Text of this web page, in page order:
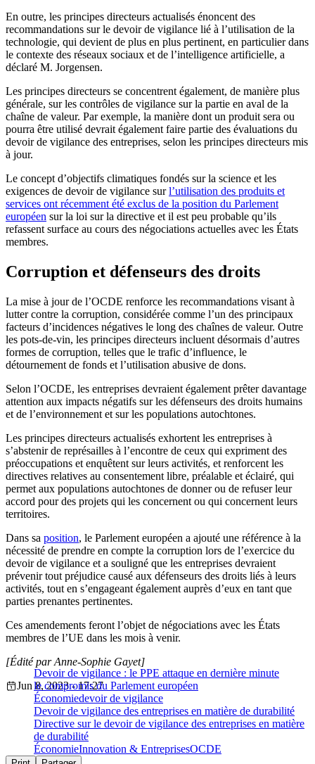
En outre, les principes directeurs actualisés énoncent des
recommandations sur le devoir de vigilance lié à l’utilisation de la
technologie, qui devient de plus en plus pertinent, en particulier dans
le contexte des réseaux sociaux et de l’intelligence artificielle, a
déclaré M. Jorgensen.
Les principes directeurs se concentrent également, de manière plus
générale, sur les contrôles de vigilance sur la partie en aval de la
chaîne de valeur. Par exemple, la manière dont un produit sera ou
pourra être utilisé devrait également faire partie des évaluations du
devoir de vigilance des entreprises, selon les principes directeurs mis
à jour.
Le concept d’objectifs climatiques fondés sur la science et les
exigences de devoir de vigilance surl’utilisation des produits et
services ont récemment été exclus de la position du Parlement
européen sur la loi sur la directive et il est peu probable qu’ils
refassent surface au cours des négociations actuelles avec les États
membres.
Corruption et défenseurs des droits
La mise à jour de l’OCDE renforce les recommandations visant à
lutter contre la corruption, considérée comme l’un des principaux
facteurs d’incidences négatives le long des chaînes de valeur. Outre
les pots-de-vin, les principes directeurs incluent désormais d’autres
formes de corruption, telles que le trafic d’influence, le
détournement de fonds et l’utilisation abusive de dons.
Selon l’OCDE, les entreprises devraient également prêter davantage
attention aux impacts négatifs sur les défenseurs des droits humains
et de l’environnement et sur les populations autochtones.
Les principes directeurs actualisés exhortent les entreprises à
s’abstenir de représailles à l’encontre de ceux qui expriment des
préoccupations et enquêtent sur leurs activités, et renforcent les
directives relatives au consentement libre, préalable et éclairé, qui
permet aux populations autochtones de donner ou de refuser leur
accord pour des projets qui les concernent ou qui concernent leurs
territoires.
Dans sa position, le Parlement européen a ajouté une référence à la
nécessité de prendre en compte la corruption lors de l’exercice du
devoir de vigilance et a souligné que les entreprises devraient
prévenir tout préjudice causé aux défenseurs des droits liés à leurs
activités, tout en s’engageant également auprès d’eux en tant que
parties prenantes pertinentes.
Ces amendements feront l’objet de négociations avec les États
membres de l’UE dans les mois à venir.
Devoir de vigilance : le PPE attaque en dernière minute
le compromis du Parlement européen
[Édité par Anne-Sophie Gayet]
Jun 8, 2023 - 17:27
Économiedevoir de vigilance
Devoir de vigilance des entreprises en matière de durabilité
Directive sur le devoir de vigilance des entreprises en matière
de durabilité
ÉconomieInnovation & EntreprisesOCDE